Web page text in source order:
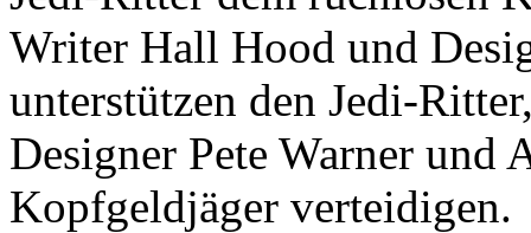
Writer Hall Hood und
unterstützen den Jedi-
Designer Pete Warner und
Kopfgeldjäger verteidigen.